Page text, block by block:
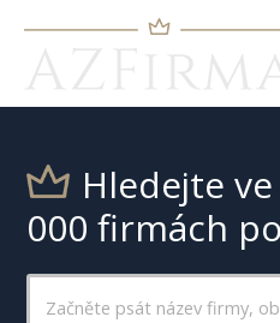
Hledejte
000 firmách